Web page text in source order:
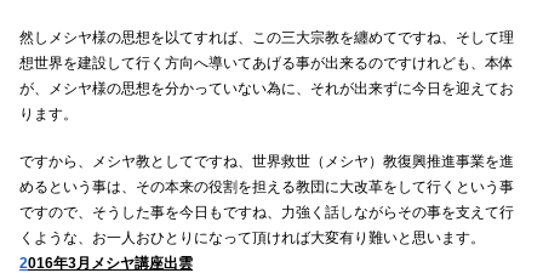
然しメシヤ様の思想を以てすれば、この三大宗教を纏めてですね、そして理
想世界を建設して行く方向へ導いてあげる事が出来るのですけれども、本体
が、メシヤ様の思想を分かっていない為に、それが出来ずに今日を迎えてお
ります。
ですから、メシヤ教としてですね、世界救世（メシヤ）教復興推進事業を進
めるという事は、その本来の役割を担える教団に大改革をして行くという事
ですので、そうした事を今日もですね、力強く話しながらその事を支えて行
くような、お一人おひとりになって頂ければ大変有り難いと思います。
2016年3月メシヤ講座出雲